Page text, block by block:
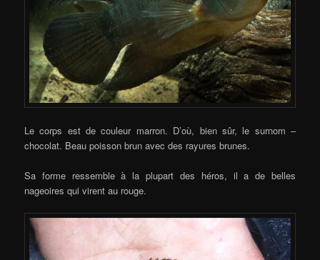
Le corps est de couleur marron. D’où, bien sûr, le surnom –
chocolat. Beau poisson brun avec des rayures brunes.
Sa forme ressemble à la plupart des héros, il a de belles
nageoires qui virent au rouge.